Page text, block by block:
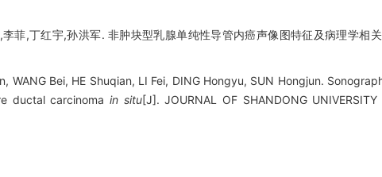
菲,丁红宇,孙洪军. 非肿块型乳腺单纯性导管内癌声像图特征及病理学相
WANG Bei, HE Shuqian, LI Fei, DING Hongyu, SUN Hongjun.
ductal carcinomain situ[J]. JOURNAL OF SHANDONG UNIVERSITY